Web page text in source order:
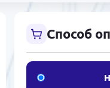
Способ